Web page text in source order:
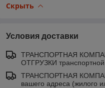
Скрыть
Условия доставки
ТРАНСПОРТНАЯ
ОТГРУЗКИ
ТРАНСПОРТНАЯ
вашего адреса (жилого